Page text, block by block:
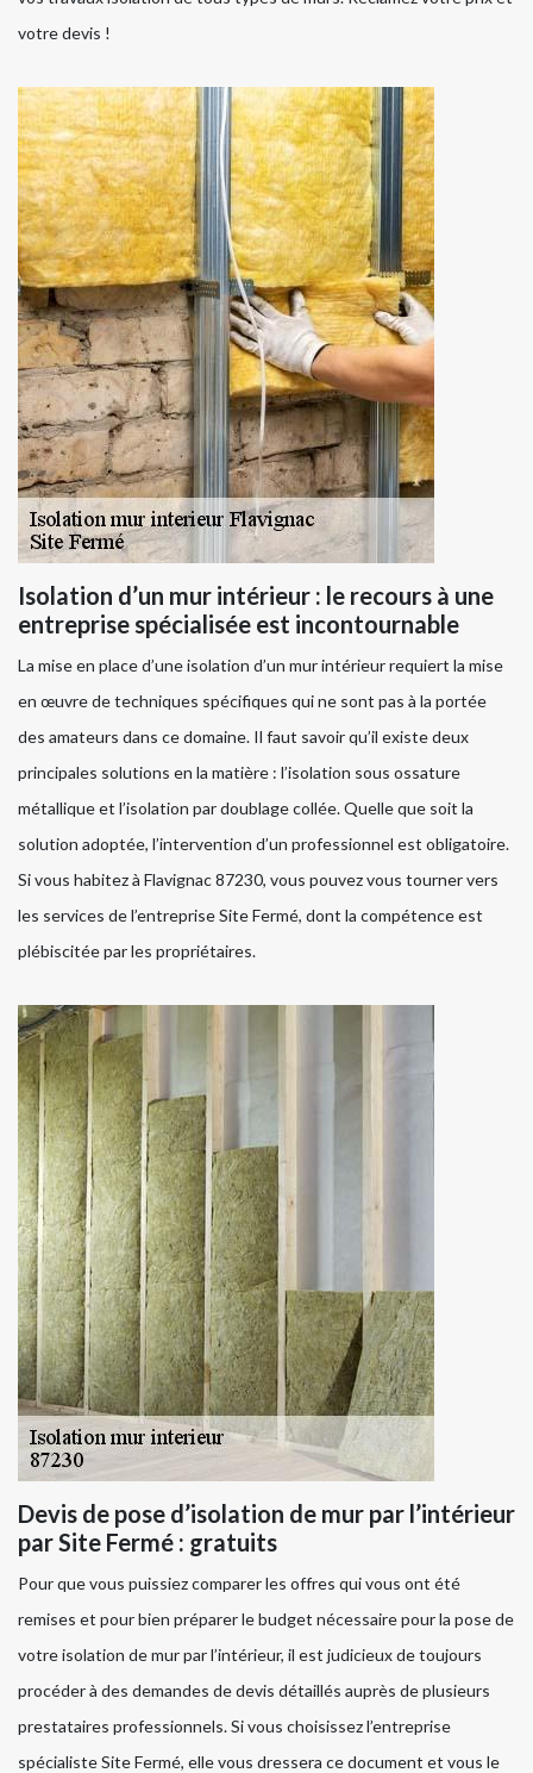
votre devis !
Isolation d’un mur intérieur : le recours à une
entreprise spécialisée est incontournable
La mise en place d’une isolation d’un mur intérieur requiert la mise
en œuvre de techniques spécifiques qui ne sont pas à la portée
des amateurs dans ce domaine. Il faut savoir qu’il existe deux
principales solutions en la matière : l’isolation sous ossature
métallique et l’isolation par doublage collée. Quelle que soit la
solution adoptée, l’intervention d’un professionnel est obligatoire.
Si vous habitez à Flavignac 87230, vous pouvez vous tourner vers
les services de l’entreprise Site Fermé, dont la compétence est
plébiscitée par les propriétaires.
Devis de pose d’isolation de mur par l’intérieur
par Site Fermé : gratuits
Pour que vous puissiez comparer les offres qui vous ont été
remises et pour bien préparer le budget nécessaire pour la pose de
votre isolation de mur par l’intérieur, il est judicieux de toujours
procéder à des demandes de devis détaillés auprès de plusieurs
prestataires professionnels. Si vous choisissez l’entreprise
spécialiste Site Fermé, elle vous dressera ce document et vous le